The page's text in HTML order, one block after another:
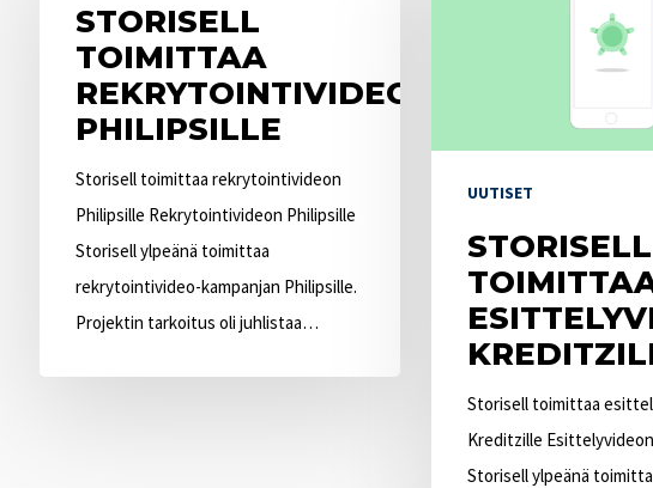
rekrytointivideon
Philipsille
STORISELL
TOIMITTAA
REKRYTOINTIVIDEON
PHILIPSILLE
Storisell toimittaa rekrytointivideon
Philipsille Rekrytointivideon Philipsille
Storisell ylpeänä toimittaa
rekrytointivideo-kampanjan Philipsille.
Projektin tarkoitus oli juhlistaa…
UUTISET
STORISELL
Storisell toimittaa
Kreditzille
Storisell ylpeänä